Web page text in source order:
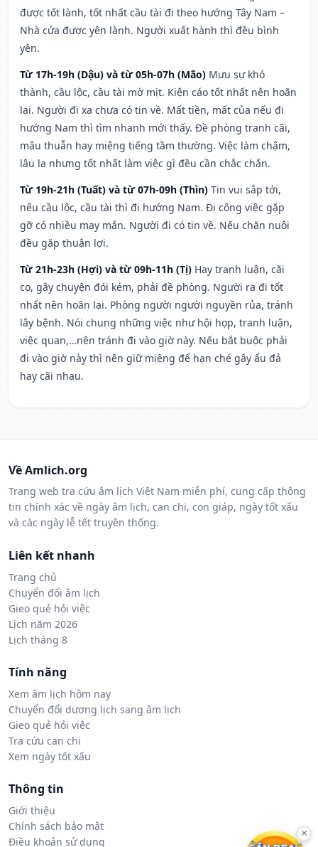
được tốt lành, tốt nhất cầu tài đi theo hướng Tây Nam –
Nhà cửa được yên lành. Người xuất hành thì đều bình
yên.
Từ 17h-19h (Dậu) và từ 05h-07h (Mão) Mưu sự khó
thành, cầu lộc, cầu tài mờ mịt. Kiện cáo tốt nhất nên hoãn
lại. Người đi xa chưa có tin về. Mất tiền, mất của nếu đi
hướng Nam thì tìm nhanh mới thấy. Đề phòng tranh cãi,
mâu thuẫn hay miệng tiếng tầm thường. Việc làm chậm,
lâu la nhưng tốt nhất làm việc gì đều cần chắc chắn.
Từ 19h-21h (Tuất) và từ 07h-09h (Thìn) Tin vui sắp tới,
nếu cầu lộc, cầu tài thì đi hướng Nam. Đi công việc gặp
gỡ có nhiều may mắn. Người đi có tin về. Nếu chăn nuôi
đều gặp thuận lợi.
Từ 21h-23h (Hợi) và từ 09h-11h (Tị) Hay tranh luận, cãi
cọ, gây chuyện đói kém, phải đề phòng. Người ra đi tốt
nhất nên hoãn lại. Phòng người người nguyền rủa, tránh
lây bệnh. Nói chung những việc như hội họp, tranh luận,
việc quan,…nên tránh đi vào giờ này. Nếu bắt buộc phải
đi vào giờ này thì nên giữ miệng để hạn ché gây ẩu đả
hay cãi nhau.
Về Amlich.org
Trang web tra cứu âm lịch Việt Nam miễn phí, cung cấp thông
tin chính xác về ngày âm lịch, can chi, con giáp, ngày tốt xấu
và các ngày lễ tết truyền thống.
Liên kết nhanh
Trang chủ
Chuyển đổi âm lịch
Gieo quẻ hỏi việc
Lịch năm 2026
Lịch tháng 8
Tính năng
Xem âm lịch hôm nay
Chuyển đổi dương lịch sang âm lịch
Gieo quẻ hỏi việc
Tra cứu can chi
Xem ngày tốt xấu
Thông tin
Giới thiệu
Chính sách bảo mật
Điều khoản sử dụng
×